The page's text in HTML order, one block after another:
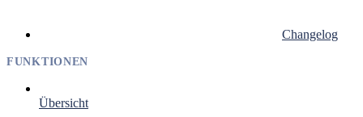
Changelog
FUNKTIONEN
Übersicht